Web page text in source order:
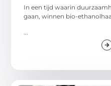
In een tijd waarin
gaan, winnen bio-
...